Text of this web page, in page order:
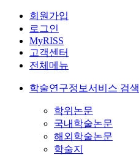
회원가입
로그인
MyRISS
고객센터
전체메뉴
학술연구정보서비스 검색
학위논문
국내학술논문
해외학술논문
학술지